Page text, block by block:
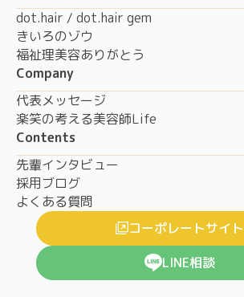
dot.hair / dot.hair gem
きいろのゾウ
福祉理美容ありがとう
Company
代表メッセージ
楽笑の考える美容師Life
Contents
先輩インタビュー
採用ブログ
よくある質問
コーポレートサイト
LINE相談